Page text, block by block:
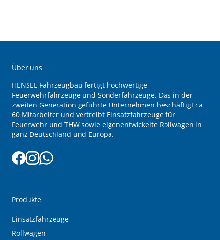
Über uns
HENSEL Fahrzeugbau fertigt hochwertige
Feuerwehrfahrzeuge und Sonderfahrzeuge. Das in der
zweiten Generation geführte Unternehmen beschäftigt ca.
60 Mitarbeiter und vertreibt Einsatzfahrzeuge für
Feuerwehr und THW sowie eigenentwickelte Rollwagen in
ganz Deutschland und Europa.
Produkte
Einsatzfahrzeuge
Rollwagen